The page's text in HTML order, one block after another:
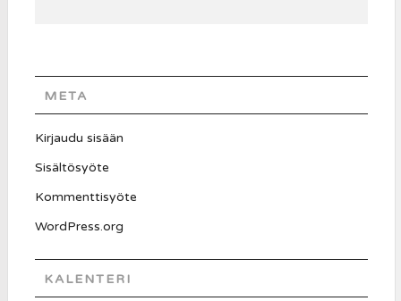
META
Kirjaudu sisään
Sisältösyöte
Kommenttisyöte
WordPress.org
KALENTERI